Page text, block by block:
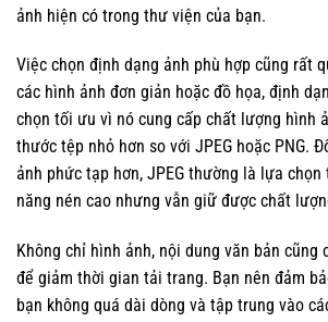
ảnh hiện có trong thư viện của bạn.
Việc chọn định dạng ảnh phù hợp cũng rất
các hình ảnh đơn giản hoặc đồ họa, định
chọn tối ưu vì nó cung cấp chất lượng hình
thước tệp nhỏ hơn so với JPEG hoặc PNG.
ảnh phức tạp hơn, JPEG thường là lựa
năng nén cao nhưng vẫn giữ được chất
Không chỉ hình ảnh, nội dung văn bản cũng
để giảm thời gian tải trang. Bạn nên đảm
bạn không quá dài dòng và tập trung vào